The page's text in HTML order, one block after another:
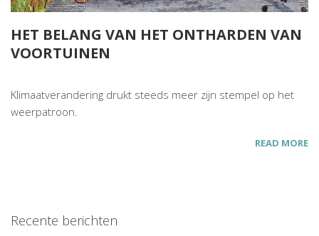
HET BELANG VAN HET ONTHARDEN VAN
VOORTUINEN
Klimaatverandering drukt steeds meer zijn stempel op het
weerpatroon.
READ MORE
Recente berichten